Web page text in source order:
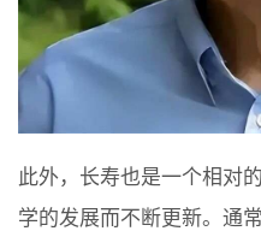
此外，长寿也是一个相对
学的发展而不断更新。通